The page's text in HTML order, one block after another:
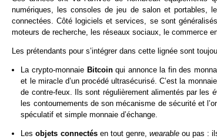
numériques, les consoles de jeu de salon et portables,
connectées. Côté logiciels et services, se sont
moteurs de recherche, les réseaux sociaux, le commerce
Les prétendants pour s’intégrer dans cette lignée sont
La crypto-monnaie Bitcoinqui annonce la fin des
et le miracle d’un procédé ultrasécurisé. C’est la
de contre-feux. Ils sont régulièrement alimentés par les
les contournements de son mécanisme de sécurité et
spéculatif et simple monnaie d’échange.
Lesobjets connectés en tout genre, wearableou pas :